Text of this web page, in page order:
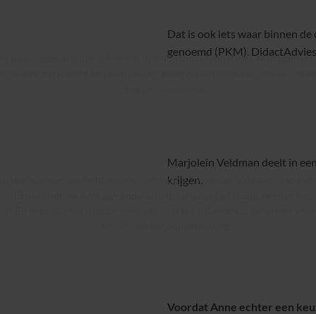
Dat is ook iets waar binnen
genoemd (PKM).
paar dagen geleden schreef ik over Personal Knowledge Management
Marjolein Veldman deelt in
krijgen.
je al wel eens gedacht aan crowdfunding?’, vroeg ze. ‘Wel eens aan
Voordat Anne echter een